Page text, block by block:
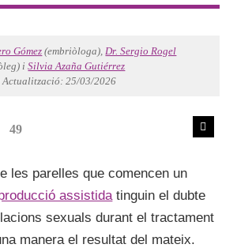
Gómez (embriòloga),Dr. Sergio Rogel
iSilvia Azaña Gutiérrez
Actualització: 25/03/2026
49
les parelles que comencen un
assistidatinguin el dubte
sexuals durant el tractament
manera el resultat del mateix.